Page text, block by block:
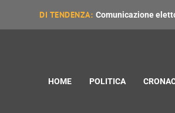
DI TENDENZA: Comunicazione
HOME POLITICA